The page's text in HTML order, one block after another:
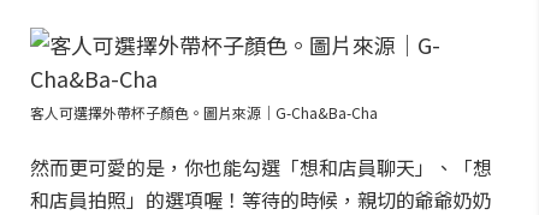
客人可選擇外帶杯子顏色。圖片來源｜G-Cha&Ba-Cha
然而更可愛的是，你也能勾選「想和店員聊天」、「想
和店員拍照」的選項喔！等待的時候，親切的爺爺奶奶